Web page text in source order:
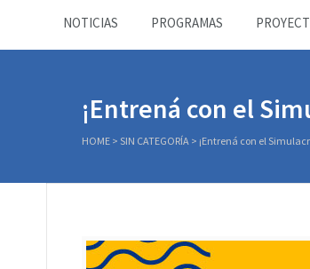
NOTICIAS PROGRAMAS
¡Entrená con el
HOME > SIN CATEGORÍA > ¡Entrená con el